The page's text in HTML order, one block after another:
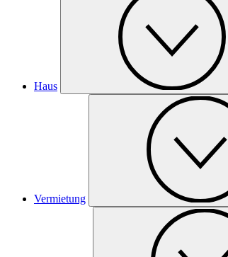
Haus
Vermietung